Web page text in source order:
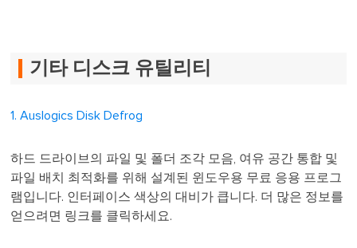
기타 디스크 유틸리티
1. Auslogics Disk Defrog
하드 드라이브의 파일 및 폴더 조각 모음, 여유 공간 통합 및
파일 배치 최적화를 위해 설계된 윈도우용 무료 응용 프로그
램입니다. 인터페이스 색상의 대비가 큽니다. 더 많은 정보를
얻으려면 링크를 클릭하세요.